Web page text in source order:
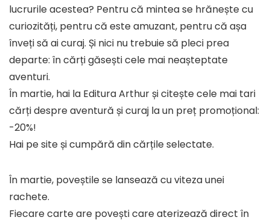
lucrurile acestea? Pentru că mintea se hrănește cu
curiozități, pentru că este amuzant, pentru că așa
înveți să ai curaj. Și nici nu trebuie să pleci prea
departe: în cărți găsești cele mai neașteptate
aventuri.
În martie, hai la Editura Arthur și citește cele mai tari
cărți despre aventură și curaj la un preț promoțional:
-20%!
Hai pe site și cumpără din cărțile selectate.
În martie, poveștile se lansează cu viteza unei
rachete.
Fiecare carte are povești care aterizează direct în